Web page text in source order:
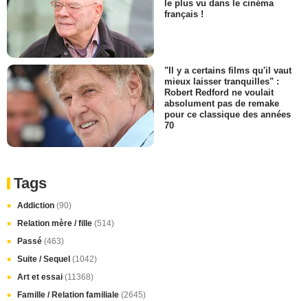
le plus vu dans le cinéma
français !
"Il y a certains films qu'il vaut
mieux laisser tranquilles" :
Robert Redford ne voulait
absolument pas de remake
pour ce classique des années
70
Tags
Addiction (90)
Relation mère / fille (514)
Passé (463)
Suite / Sequel (1042)
Art et essai (11368)
Famille / Relation familiale (2645)